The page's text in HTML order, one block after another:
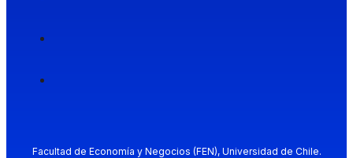
Facultad de Economía y Negocios (FEN), Universidad de Chile.